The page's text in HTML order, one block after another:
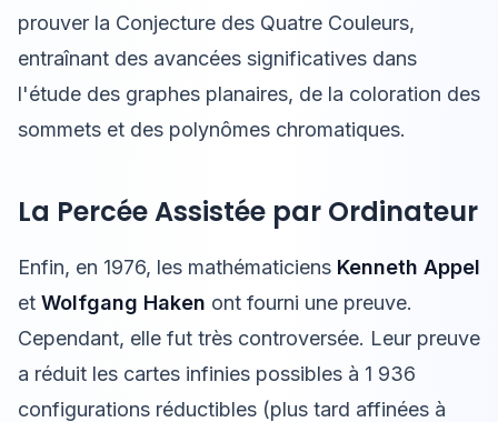
prouver la Conjecture des Quatre Couleurs,
entraînant des avancées significatives dans
l'étude des graphes planaires, de la coloration des
sommets et des polynômes chromatiques.
La Percée Assistée par Ordinateur
Enfin, en 1976, les mathématiciens Kenneth Appel
et Wolfgang Haken ont fourni une preuve.
Cependant, elle fut très controversée. Leur preuve
a réduit les cartes infinies possibles à 1 936
configurations réductibles (plus tard affinées à